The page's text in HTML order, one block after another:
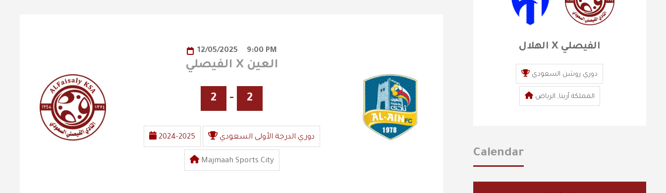
12/05/2025 9:00 PM
الفيصلي X العين
2 - 2
2024-2025 دوري الدرجة الأولى السعودي
Majmaah Sports City
الهلال X الفيصلي
دوري روشن السعودي
المملكة أرينا, الرياض
Calendar